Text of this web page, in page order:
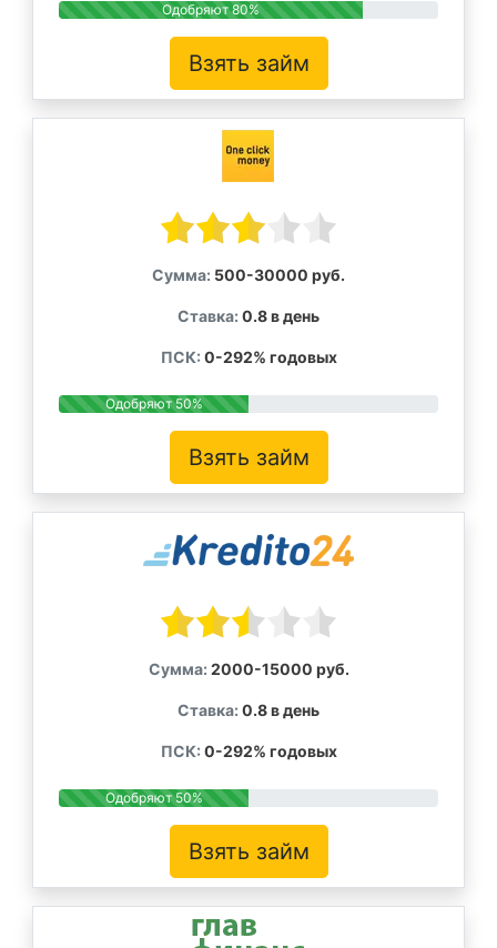
Одобряют 80%
Взять займ
Сумма: 500-30000 руб.
Ставка: 0.8 в день
ПСК: 0-292% годовых
Одобряют 50%
Взять займ
Сумма: 2000-15000 руб.
Ставка: 0.8 в день
ПСК: 0-292% годовых
Одобряют 50%
Взять займ